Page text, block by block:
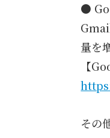
●
量を
【
その